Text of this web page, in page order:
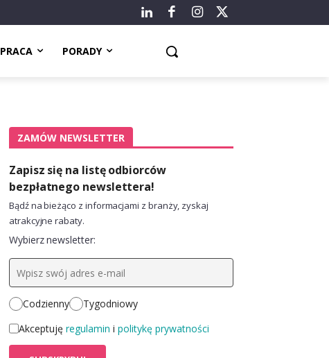
PRACA PORADY
ZAMÓW NEWSLETTER
Zapisz się na listę odbiorców
bezpłatnego newslettera!
Bądź na bieżąco z informacjami z branży, zyskaj
atrakcyjne rabaty.
Wybierz newsletter:
Codzienny
Tygodniowy
Akceptuję regulamin i politykę prywatności